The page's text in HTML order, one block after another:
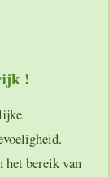
!
het bereik van